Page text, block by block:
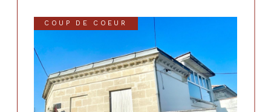
COUP DE COEUR